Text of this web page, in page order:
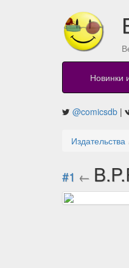
Новинки
@comicsdb |
Издательства
#1 ←